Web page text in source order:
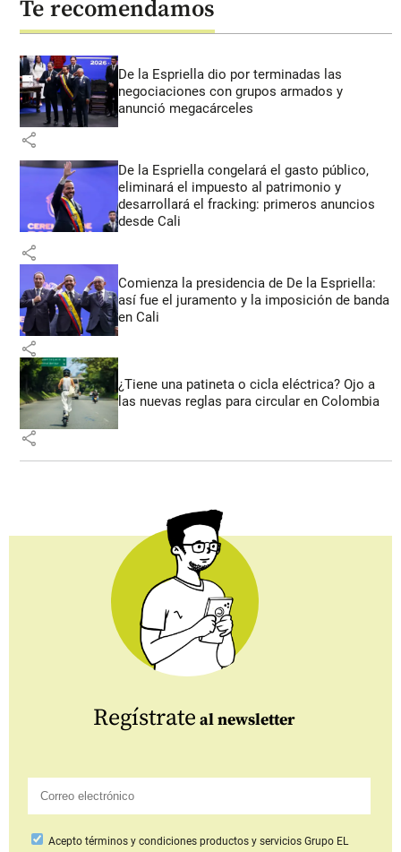
Te recomendamos
De la Espriella dio por terminadas las
negociaciones con grupos armados y
anunció megacárceles
share
De la Espriella congelará el gasto público,
eliminará el impuesto al patrimonio y
desarrollará el fracking: primeros anuncios
desde Cali
share
Comienza la presidencia de De la Espriella:
así fue el juramento y la imposición de banda
en Cali
share
¿Tiene una patineta o cicla eléctrica? Ojo a
las nuevas reglas para circular en Colombia
share
Regístrate al newsletter
Aceptotérminos y condiciones productos y serviciosGrupo EL